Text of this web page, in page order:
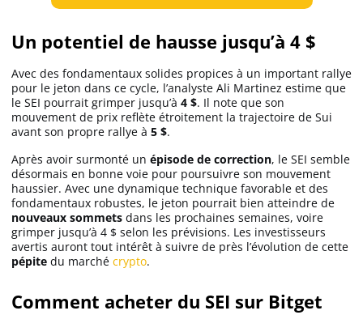
Un potentiel de hausse jusqu’à 4 $
Avec des fondamentaux solides propices à un important rallye
pour le jeton dans ce cycle, l’analyste Ali Martinez estime que
le SEI pourrait grimper jusqu’à 4 $. Il note que son
mouvement de prix reflète étroitement la trajectoire de Sui
avant son propre rallye à 5 $.
Après avoir surmonté un épisode de correction, le SEI semble
désormais en bonne voie pour poursuivre son mouvement
haussier. Avec une dynamique technique favorable et des
fondamentaux robustes, le jeton pourrait bien atteindre de
nouveaux sommets dans les prochaines semaines, voire
grimper jusqu’à 4 $ selon les prévisions. Les investisseurs
avertis auront tout intérêt à suivre de près l’évolution de cette
pépite du marché crypto.
Comment acheter du SEI sur Bitget